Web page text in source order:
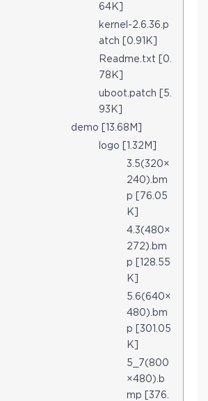
64K]
kernel-2.6.36.p
atch [0.91K]
Readme.txt [0.
78K]
uboot.patch [5.
93K]
demo [13.68M]
logo [1.32M]
3.5(320×
240).bm
p [76.05
K]
4.3(480×
272).bm
p [128.55
K]
5.6(640×
480).bm
p [301.05
K]
5_7(800
×480).b
mp [376.